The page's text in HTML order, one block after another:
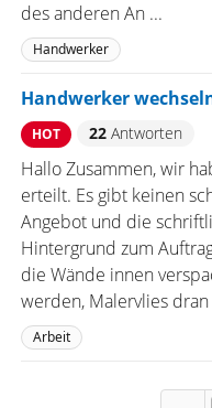
des anderen An ...
Handwerker
Handwerker
HOT 22Antworten
Hallo Zusammen, wir
erteilt. Es gibt keinen
Angebot und die
Hintergrund zum
die Wände innen
werden, Malervlies dran
Arbeit